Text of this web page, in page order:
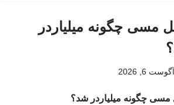
مسی چگونه میلیاردر
آگوست 6, 2026
مسی چگونه میلیاردر شد؟